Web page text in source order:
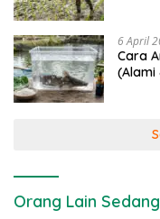
6 April
Cara
(Alami
Orang Lain